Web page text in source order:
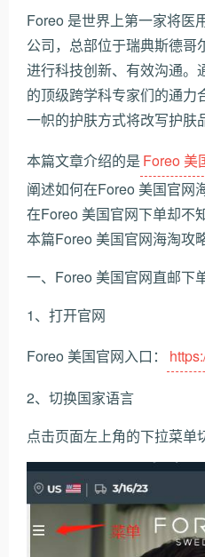
Foreo 是世界上第一家将医
公司，总部位于瑞典斯德哥
进行科技创新、有效沟通。
的顶级跨学科专家们的通力
一帜的护肤方式将改写护肤
本篇文章介绍的是 Foreo 美
阐述如何在Foreo 美国官网
在Foreo 美国官网下单却不
本篇Foreo 美国官网海淘攻略
一、Foreo 美国官网直邮下
1、打开官网
Foreo 美国官网入口：
2、切换国家语言
点击页面左上角的下拉菜单